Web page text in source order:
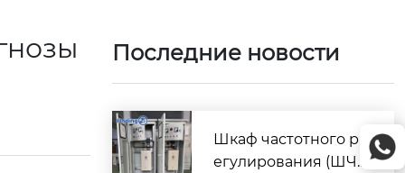
Последние новости
Шкаф частотного р
егулирования (ШЧ